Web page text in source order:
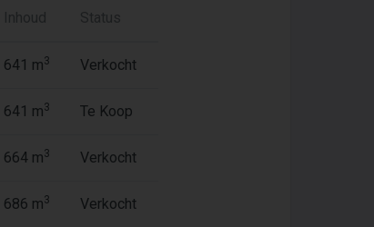
Inhoud Status
641 m3 Verkocht
641 m3 Te Koop
664 m3 Verkocht
686 m3 Verkocht